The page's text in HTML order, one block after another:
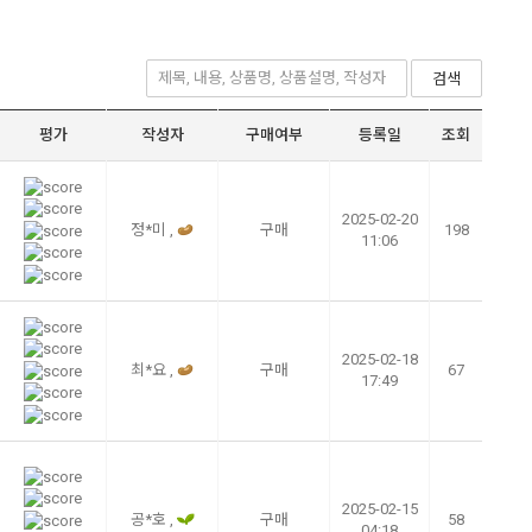
검색
평가 작성자 구매여부 등록일 조회
정*미 , 구매
2025-02-20
11:06
198
최*요 , 구매
2025-02-18
17:49
67
공*호 , 구매
2025-02-15
58